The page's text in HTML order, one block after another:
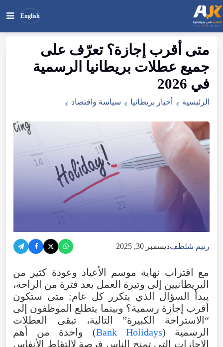
English
ابحث
في
الموقع
بحث
متى أقرب إجازة؟ تعرّف على
جميع عطلات بريطانيا الرسمية
في 2026
الرئيسية أخبار بريطانيا سياسة واقتصاد
رنيم شلطفديسمبر 30, 2025
مع اقتراب نهاية موسم الأعياد وعودة كثير من
البريطانيين إلى وتيرة العمل بعد فترة من الراحة،
يبدأ السؤال الذي يتكرر كل عام: متى ستكون
أقرب إجازة رسمية؟ وبينما يتطلع الموظفون إلى
“الاستراحة الكبيرة” التالية، تبقى العطلات
الرسمية (Bank Holidays) واحدة من أهم
الإجازات التي تمنح الناس فرصة لالتقاط الأنفاس